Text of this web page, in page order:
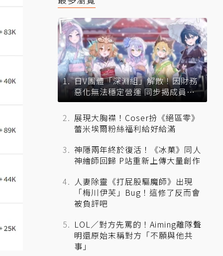
日V團體「深淵組」解散！因財務
惡化無法穩定營運 同步揭成員未
來去向
展現大胸襟！Coser扮《絕區零》
蕾米埃爾粉絲福利給好給滿
神隱兩年終於復活！《冰菓》同人
神繪師回歸 P站重新上傳大量創作
人妻除靈《打屁股驅魔師》出現
「梅川伊芙」Bug！這修了反而會
被負評吧
LOL／對方先罵的！Aiming離隊聲
明還原始末稱對方「不願與他共
事」